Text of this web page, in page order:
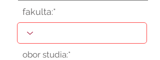
fakulta:*
obor studia:*